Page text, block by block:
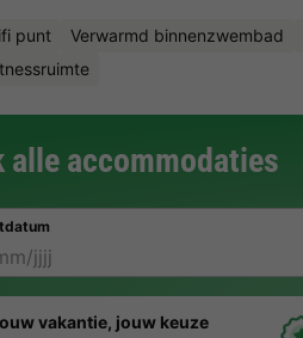
punt Verwarmd binnenzwembad
alle accommodaties
vakantie, jouw keuze